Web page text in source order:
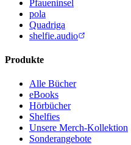
Pfaueninsel
pola
Quadriga
shelfie.audio
Produkte
Alle Bücher
eBooks
Hörbücher
Shelfies
Unsere Merch-Kollektion
Sonderangebote